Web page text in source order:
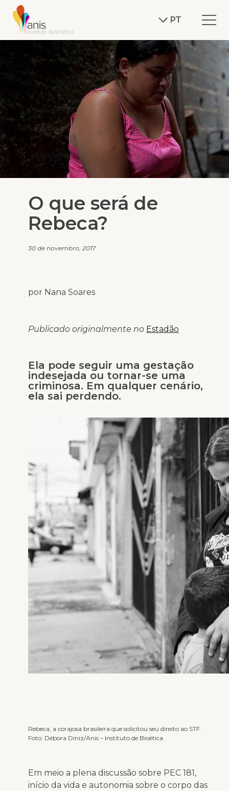
PT
O que será de
Rebeca?
30 de novembro, 2017
por Nana Soares
Publicado originalmente no Estadão
Ela pode seguir uma gestação
indesejada ou tornar-se uma
criminosa. Em qualquer cenário,
ela sai perdendo.
Rebeca, a corajosa brasileira que solicitou seu direito ao STF.
Foto: Débora Diniz/Anis – Instituto de Bioética
Em meio a plena discussão sobre PEC 181,
início da vida e autonomia sobre o corpo das